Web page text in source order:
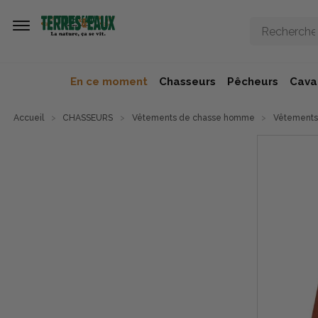
En ce moment Chasseurs Pêcheurs
Accueil CHASSEURS Vêtements de chasse homme